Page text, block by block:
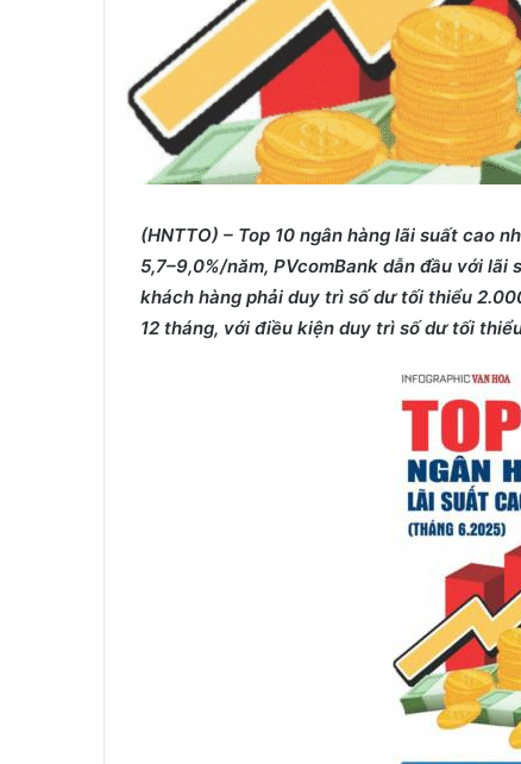
(HNTTO) – Top 10 ngân hàng lãi suất cao nh
5,7–9,0%/năm, PVcomBank dẫn đầu với lãi
khách hàng phải duy trì sốdưtối thiểu
12 tháng, với điều kiện duy trì sốdưtối thiể